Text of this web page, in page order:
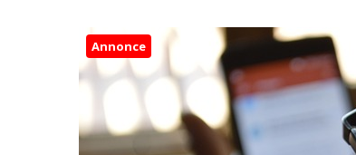
Annonce